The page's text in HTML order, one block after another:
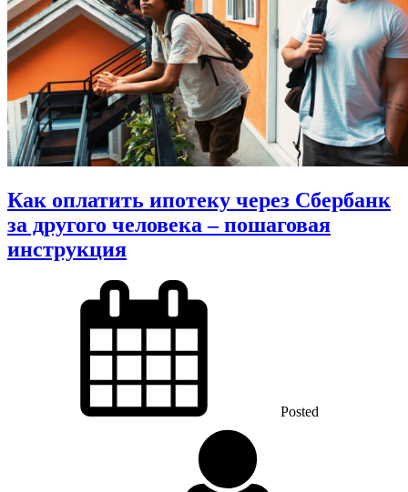
Как оплатить ипотеку через Сбербанк
за другого человека – пошаговая
инструкция
Posted